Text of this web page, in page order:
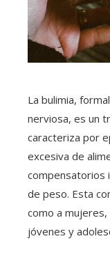
La bulimia,
nerviosa, es un
caracteriza por
excesiva de
compensatorios
de peso. Esta
como a
jóvenes y